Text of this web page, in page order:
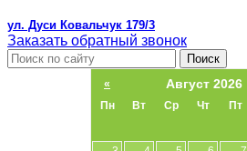
ул. Дуси Ковальчук 179/3
Заказать обратный звонок
Поиск
« Август 2026
Пн
Вт Ср Чт Пт